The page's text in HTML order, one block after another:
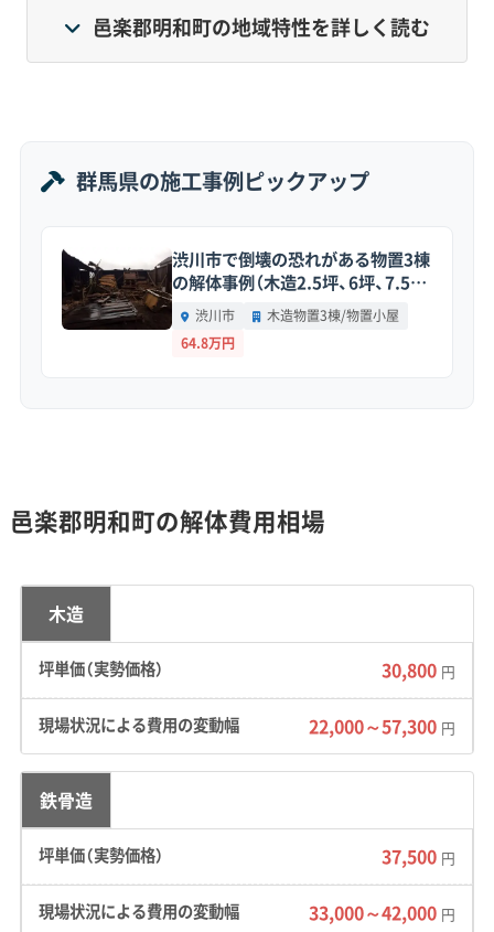
特に2023年の「コストコ群馬明和倉庫店」のオープ
ンは、町の姿を大きく変えるきっかけになりまし
そのため、新しい開発に伴う解体工事と、昔ながら
要が混在しているのが、現在の明和町の特徴です。
て冬の強い「からっ風」が、解体工事の費用と安
地形の特徴：利根川と渡良瀬川に挟まれた、川の
堆積物でできた平坦な土地です。地盤が軟弱で
地下水位が高いエリアも多く、過去の水害対策
で敷地全体が「盛り土」でかさ上げされている宅
地も見られます。この土の中に、昔の建物の基礎
などが残っている可能性があり注意が必要で
す。
道路事情：東武伊勢崎線「川俣駅」周辺のような
邑楽郡明和町の地域特性を詳しく読む
群馬県の施工事例ピックアップ
渋川市で倒壊の恐れがある物置3棟
の解体事例（木造2.5坪、6坪、7.5
坪）渋川市
木造物置3棟/物置小屋
64.8万円
邑楽郡明和町の解体費用相場
木造
30,800 円
22,000～57,300 円
鉄骨造
37,500 円
33,000～42,000 円